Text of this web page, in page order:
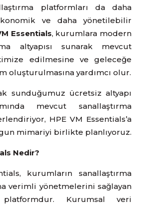
platformları da daha
ve daha yönetilebilir
Essentials, kurumlara modern
altyapısı sunarak mevcut
edilmesine ve geleceğe
oluşturulmasına yardımcı olur.
sunduğumuz ücretsiz altyapı
mevcut sanallaştırma
HPE VM Essentials’a
mimariyi birlikte planlıyoruz.
Nedir?
kurumların sanallaştırma
verimli yönetmelerini sağlayan
Kurumsal veri